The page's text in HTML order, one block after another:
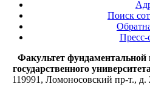
Поиск
Пресс-
Факультет
государственного
119991, Ломоносовский пр-т., д.